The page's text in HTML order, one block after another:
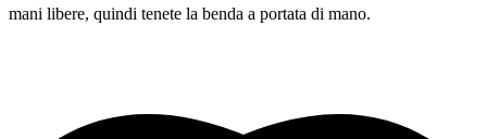
mani libere, quindi tenete la benda a portata di mano.